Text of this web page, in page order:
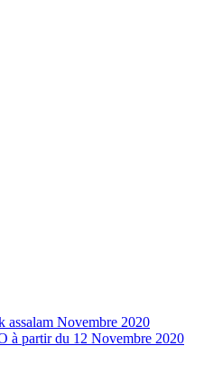
assalam Novembre 2020
à partir du 12 Novembre 2020